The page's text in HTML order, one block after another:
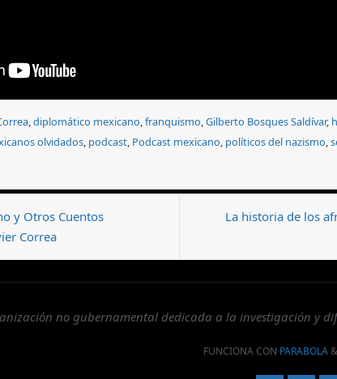
,diplomático mexicano,franquismo,Gilberto Bosques Saldívar,
olvidados, podcast, Podcast mexicano, políticos del nazismo,
y Otros Cuentos
Correa
La historia de los
no gubernamental dedicada a la investigación y
FUNCIONA CON PARABOLA&